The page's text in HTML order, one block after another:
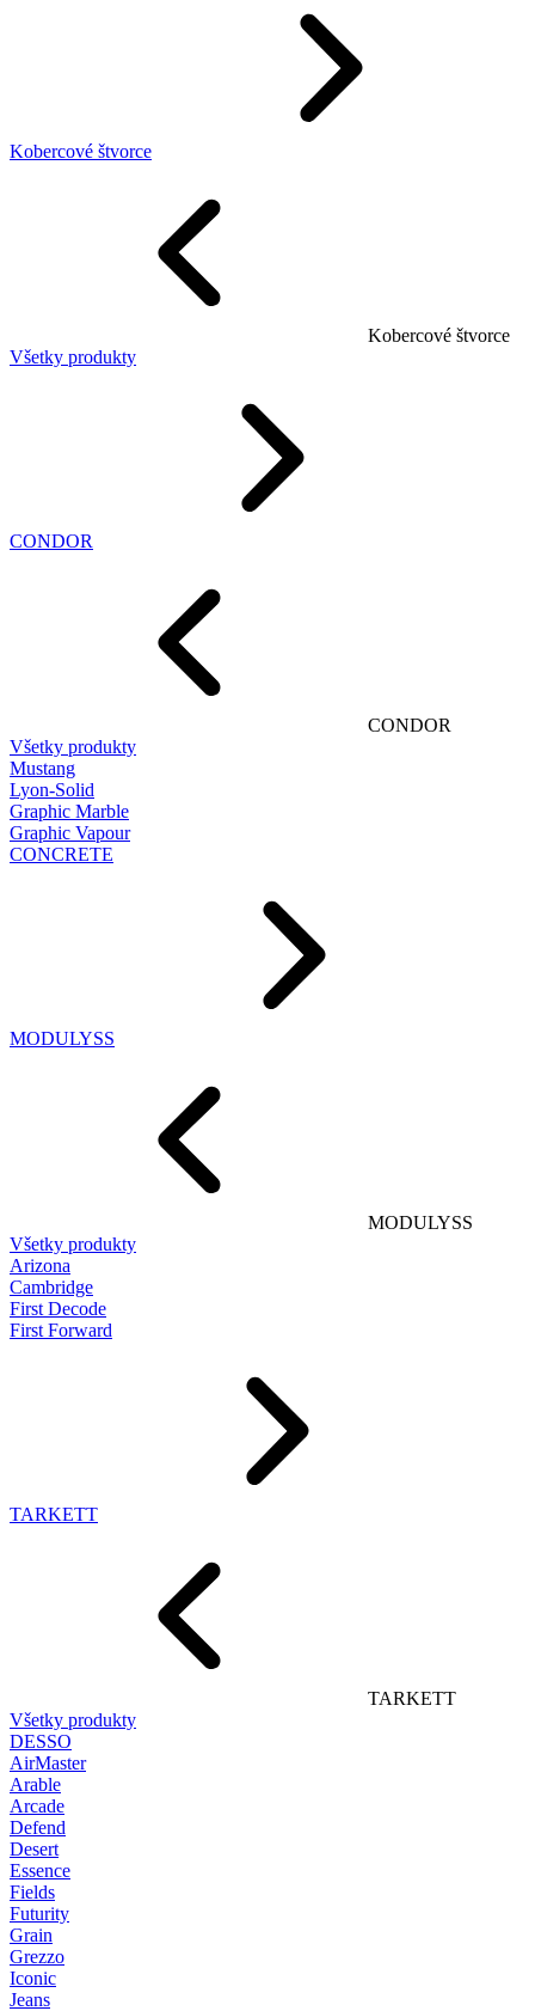
Kobercové štvorce
Kobercové štvorce
Všetky produkty
CONDOR
CONDOR
Všetky produkty
Mustang
Lyon-Solid
Graphic Marble
Graphic Vapour
CONCRETE
MODULYSS
MODULYSS
Všetky produkty
Arizona
Cambridge
First Decode
First Forward
TARKETT
TARKETT
Všetky produkty
DESSO
AirMaster
Arable
Arcade
Defend
Desert
Essence
Fields
Futurity
Grain
Grezzo
Iconic
Jeans